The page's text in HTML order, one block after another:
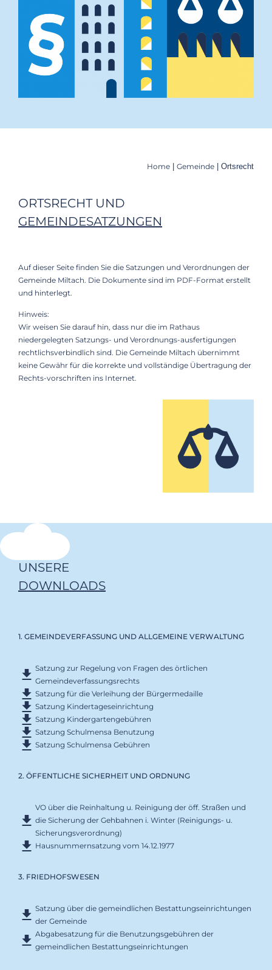
Home Gemeinde Ortsrecht
ORTSRECHT UND
GEMEINDESATZUNGEN
Auf dieser Seite finden Sie die Satzungen und Verordnungen der
Gemeinde Miltach. Die Dokumente sind im PDF-Format erstellt
und hinterlegt.
Hinweis:
Wir weisen Sie darauf hin, dass nur die im Rathaus
niedergelegten Satzungs- und Verordnungs-ausfertigungen
rechtlichsverbindlich sind. Die Gemeinde Miltach übernimmt
keine Gewähr für die korrekte und vollständige Übertragung der
Rechts-vorschriften ins Internet.
UNSERE
DOWNLOADS
1. GEMEINDEVERFASSUNG UND ALLGEMEINE VERWALTUNG
Satzung zur Regelung von Fragen des örtlichen
Gemeindeverfassungsrechts
Satzung für die Verleihung der Bürgermedaille
Satzung Kindertageseinrichtung
Satzung Kindergartengebühren
Satzung Schulmensa Benutzung
Satzung Schulmensa Gebühren
2. ÖFFENTLICHE SICHERHEIT UND ORDNUNG
VO über die Reinhaltung u. Reinigung der öff. Straßen und
die Sicherung der Gehbahnen i. Winter (Reinigungs- u.
Sicherungsverordnung)
Hausnummernsatzung vom 14.12.1977
3. FRIEDHOFSWESEN
Satzung über die gemeindlichen Bestattungseinrichtungen
der Gemeinde
Abgabesatzung für die Benutzungsgebühren der
gemeindlichen Bestattungseinrichtungen